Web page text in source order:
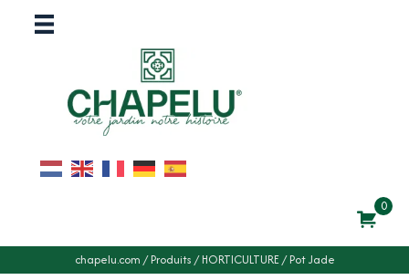
0
chapelu.com /Produits /HORTICULTURE/Pot Jade